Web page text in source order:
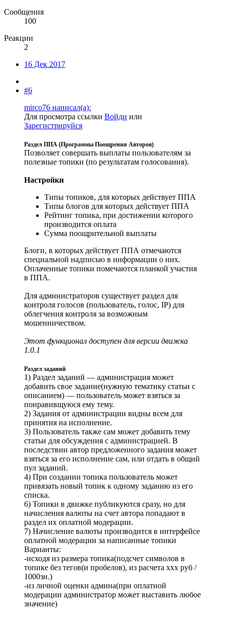
Сообщения
100
Реакции
2
16 Дек 2017
#6
mirco76 написал(а):
Для просмотра ссылки Войди или
Зарегистрируйся
Раздел ППА (Программы Поощрения Авторов)
Позволяет совершать выплаты пользователям за
полезные топики (по результатам голосования).
Настройки
Типы топиков, для которых действует ППА
Типы блогов для которых действует ППА
Рейтинг топика, при достижении которого
производится оплата
Сумма поощрительной выплаты
Блоги, в которых действует ППА отмечаются
специальной надписью в информации о них.
Оплаченные топики помечаются планкой участия
в ППА.
Для администраторов существует раздел для
контроля голосов (пользователь, голос, IP) для
облегчения контроля за возможным
мошенничеством.
Этот функционал доступен для версии движка
1.0.1
Раздел заданий
1) Раздел заданий — администрация может
добавить свое задание(нужную тематику статьи с
описанием) — пользователь может взяться за
понравивщуюся ему тему.
2) Задания от администрации видны всем для
принятия на исполнение.
3) Пользователь также сам может добавить тему
статьи для обсуждения с администрацией. В
последствии автор предложенного задания может
взяться за его исполнение сам, или отдать в общий
пул заданий.
4) При создании топика пользователь может
привязать новый топик к одному заданию из его
списка.
6) Топики в движке публикуются сразу, но для
начисления валюты на счет автора попадают в
раздел их оплатной модерации.
7) Начисление валюты производится в интерфейсе
оплатной модерации за написанные топики
Варианты:
-исходя из размера топика(подсчет символов в
топике без тегов(и пробелов), из расчета xxx руб /
1000зн.)
-из личной оценки админа(при оплатной
модерации администратор может выставить любое
значение)